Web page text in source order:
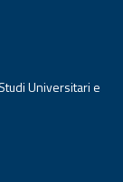
Universitari e